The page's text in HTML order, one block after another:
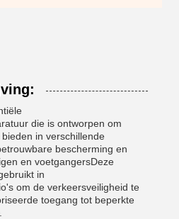
die is ontworpen om
in verschillende
bescherming en
en voetgangersDeze
in
om de verkeersveiligheid te
toegang tot beperkte